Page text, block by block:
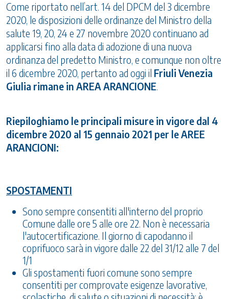
Come riportato nell’art. 14 del DPCM del 3 dicembre
2020, le disposizioni delle ordinanze del Ministro della
salute 19, 20, 24 e 27 novembre 2020 continuano ad
applicarsi fino alla data di adozione di una nuova
ordinanza del predetto Ministro, e comunque non oltre
il 6 dicembre 2020, pertanto ad oggi il Friuli Venezia
Giulia rimane in AREA ARANCIONE.
Riepiloghiamo le principali misure in vigore dal 4
dicembre 2020 al 15 gennaio 2021 per le AREE
ARANCIONI:
SPOSTAMENTI
Sono sempre consentiti all'interno del proprio
Comune dalle ore 5 alle ore 22. Non è necessaria
l'autocertificazione. Il giorno di capodanno il
coprifuoco sarà in vigore dalle 22 del 31/12 alle 7 del
1/1
Gli spostamenti fuori comune sono sempre
consentiti per comprovate esigenze lavorative,